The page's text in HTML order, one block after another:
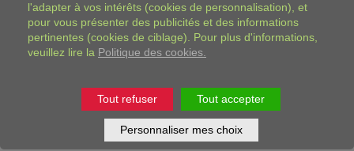
seul 5% de leurs apports en boissons sont consommés
quotidiennement à l’école. Dans certains pays, jusqu’à
50% des enfants ont un accès limité ou pas d’accès
des toilettes propres et fonctionnels à l’école comme
priorité de santé publique afin d’encourager une
hydratation saine chez l’enfant dès le plus jeune âge.
l'adapter à vos intérêts (cookies de personnalisation), et
pour vous présenter des publicités et des informations
pertinentes (cookies de ciblage). Pour plus d'informations,
veuillez lire la Politique des cookies.
Tout refuser Tout accepter
Personnaliser mes choix